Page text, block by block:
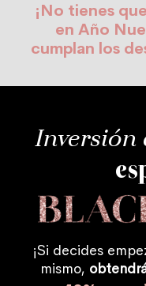
¡No tienes
en Año
cumplan los
Inversión
¡Si decides
mismo,